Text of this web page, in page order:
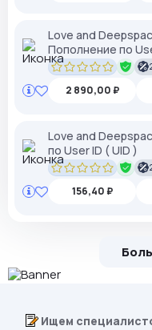
Love and
Пополнение по
2 890,00 ₽
Love and
по User ID ( UID )
156,40 ₽
Ищем